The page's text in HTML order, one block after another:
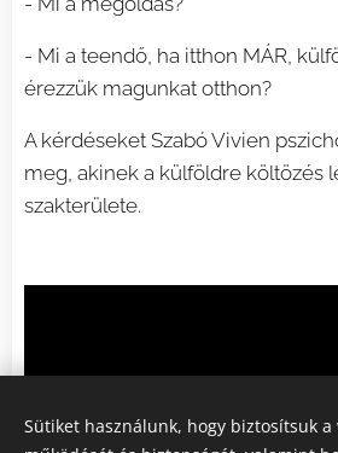
- Mi a teendő, ha itthon MÁR,
érezzük magunkat otthon?
A kérdéseket Szabó Vivien
meg, akinek a külföldre költözés
szakterülete.
Sütiket használunk, hogy biztosítsuk